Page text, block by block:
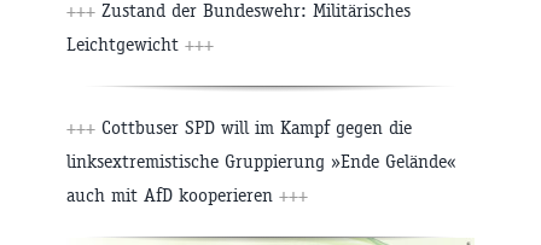
+++ Zustand der Bundeswehr: Militärisches
Leichtgewicht +++
+++ Cottbuser SPD will im Kampf gegen die
linksextremistische Gruppierung »Ende Gelände«
auch mit AfD kooperieren +++